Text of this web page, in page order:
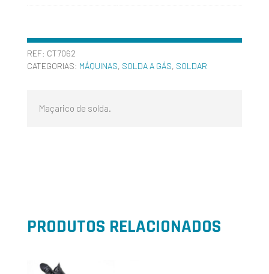
REF: CT7062
CATEGORIAS: MÁQUINAS, SOLDA A GÁS, SOLDAR
Maçarico de solda.
PRODUTOS RELACIONADOS